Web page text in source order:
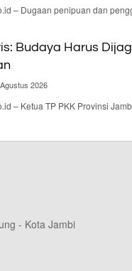
– Dugaan penipuan dan
Budaya Harus
2026
– Ketua TP PKK Provinsi
- Kota Jambi